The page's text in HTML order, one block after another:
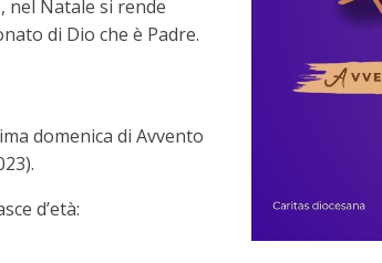
nel Natale si rende
di Dio che è Padre.
domenica di Avvento
d’età: